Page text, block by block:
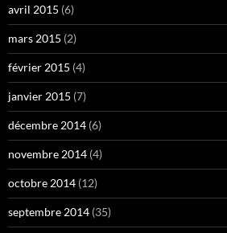
avril 2015 (6)
mars 2015 (2)
février 2015 (4)
janvier 2015 (7)
décembre 2014 (6)
novembre 2014 (4)
octobre 2014 (12)
septembre 2014 (35)